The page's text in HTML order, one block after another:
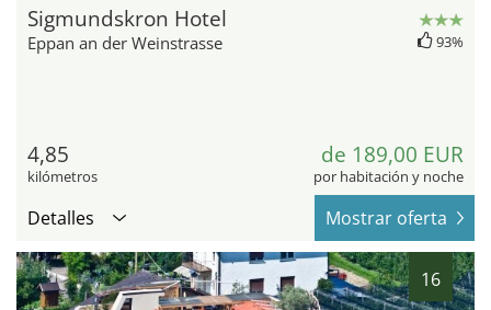
Sigmundskron Hotel
Eppan an der Weinstrasse 93%
4,85
kilómetros
de 189,00 EUR
por habitación y noche
Detalles Mostrar oferta
16